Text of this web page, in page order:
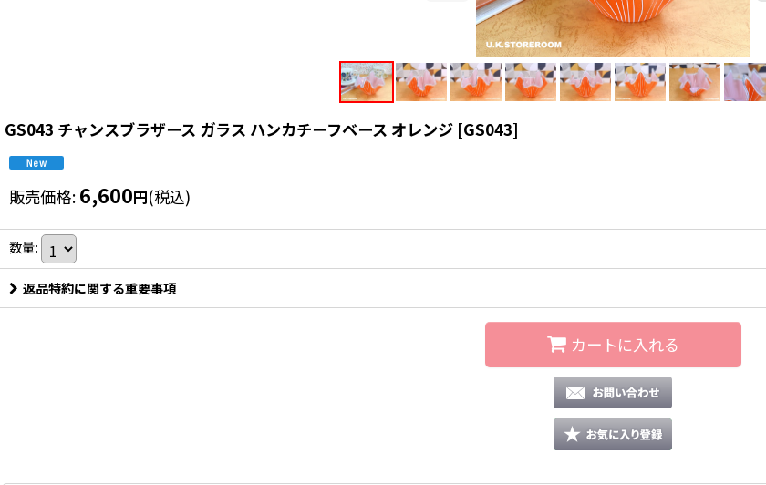
GS043 チャンスブラザース ガラス ハンカチーフベース オレンジ [GS043]
販売価格: 6,600円(税込)
数量:
返品特約に関する重要事項
カートに入れる